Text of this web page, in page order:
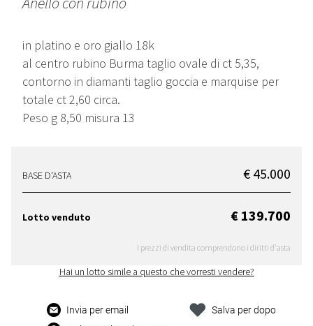
in platino e oro giallo 18k
al centro rubino Burma taglio ovale di ct 5,35,
contorno in diamanti taglio goccia e marquise per
totale ct 2,60 circa.
Peso g 8,50 misura 13
BASE D'ASTA € 45.000
Lotto venduto € 139.700
I prezzi di vendita comprendono i diritti d'asta
Hai un lotto simile a questo che vorresti vendere?
Invia per email
Salva per dopo